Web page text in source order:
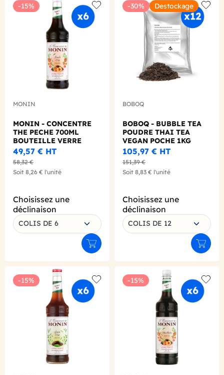
-15%
Add to wishlist
MONIN
MONIN - CONCENTRE
THE PECHE 700ML
BOUTEILLE VERRE
49,57 € HT
58,32 €
Soit 8,26 € l'unité
Choisissez une
déclinaison
COLIS DE 6
Ajouter au panier
-30% Destockage
Add
BOBOQ
BOBOQ - BUBBLE TEA
POUDRE THAI TEA
VEGAN POCHE 1KG
105,97 € HT
151,39 €
Soit 8,83 € l'unité
Choisissez une
déclinaison
COLIS DE 12
-15%
Add to wishlist
-15%
Add